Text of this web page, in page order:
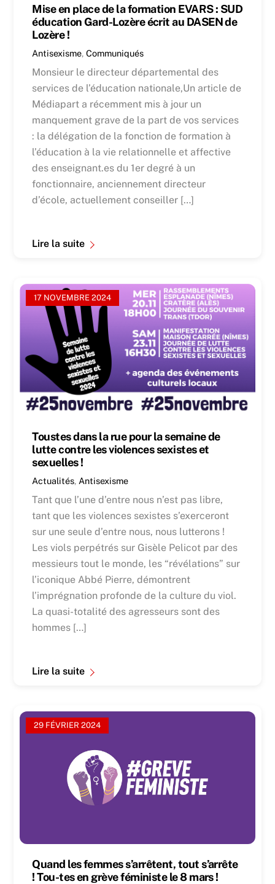
Mise en place de la formation EVARS : SUD
éducation Gard-Lozère écrit au DASEN de
Lozère !
Antisexisme,Communiqués
Monsieur le directeur départemental des
services de l’éducation nationale,Un article de
Médiapart a récemment mis à jour un
manquement grave de la part de vos services
: la délégation de la fonction de formation à
l’éducation à la vie relationnelle et affective
des enseignant.es du 1er degré à un
fonctionnaire, anciennement directeur
d’école, actuellement conseiller […]
Lire la suite
17 NOVEMBRE 2024
Toustes dans la rue pour la semaine de
lutte contre les violences sexistes et
sexuelles !
Actualités, Antisexisme
Tant que l’une d’entre nous n’est pas libre,
tant que les violences sexistes s’exerceront
sur une seule d’entre nous, nous lutterons !
Les viols perpétrés sur Gisèle Pelicot par des
messieurs tout le monde, les “révélations” sur
l’iconique Abbé Pierre, démontrent
l’imprégnation profonde de la culture du viol.
La quasi-totalité des agresseurs sont des
hommes […]
Lire la suite
29 FÉVRIER 2024
Quand les femmes s’arrêtent, tout s’arrête
! Tou-tes en grève féministe le 8 mars !